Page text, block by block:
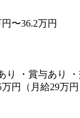
〜36.2万円
り ・賞与あり
（月給29万